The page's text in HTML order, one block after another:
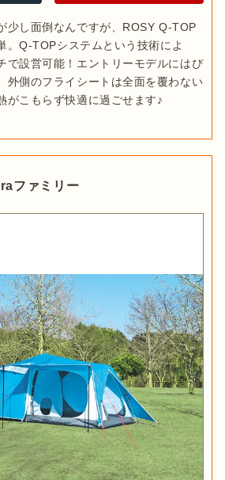
少し面倒なんですが、ROSY Q-TOP
。Q-TOPシステムという技術によ
で設営可能！エントリーモデルにはぴ
外側のフライシートは全面を覆わない
がこもらず快適に過ごせます♪
ファミリー